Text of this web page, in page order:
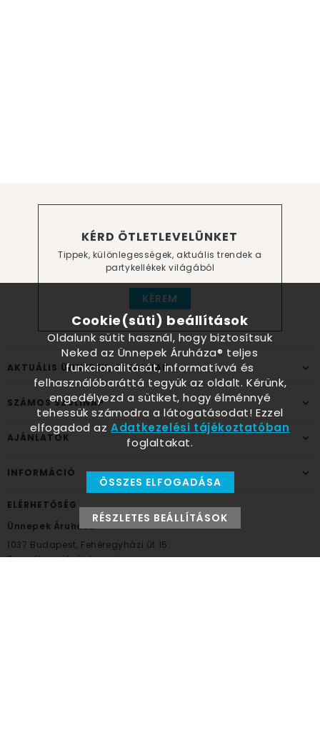
KÉRD ÖTLETLEVELÜNKET
Tippek, különlegességek, aktuális trendek a
partykellékek világából
KÉREM
AKTUÁLIS ÜNNEPEK, ALKALMAK
SZÁMOS SZÜLINAP
AJÁNLATOK
INFORMÁCIÓ
ELÉRHETŐSÉG
Ünnepek Áruháza
1037 Budapest, Fehéregyházi út 15.
Személyes átvételi pont
Cookie(süti) beállítások
Oldalunk sütit használ, hogy biztosítsuk
Neked az Ünnepek Áruháza® teljes
funkcionalitását, informatívvá és
felhasználóbaráttá tegyük az oldalt. Kérünk,
engedélyezd a sütiket, hogy élménnyé
tehessük számodra a látogatásodat! Ezzel
elfogadod azAdatkezelési tájékoztatóban
foglaltakat.
ÖSSZES ELFOGADÁSA
RÉSZLETES BEÁLLÍTÁSOK